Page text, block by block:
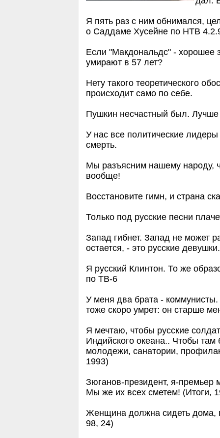
Я пять раз с ним обнимался,
о Саддаме Хусейне по НТВ
Если "Макдональдс" - хорошее
умирают в 57 лет?
Нету такого теоретического
происходит само по себе.
Пушкин несчастный был.
У нас все политические
смерть.
Мы разъясним нашему народу,
вообще!
Восстановите гимн, и страна
Только под русские песни
Запад гибнет. Запад не может
остается, - это русские девушки.
Я русский Клинтон. То же
по ТВ-6
У меня два брата -
тоже скоро умрет: он старше
Я мечтаю, чтобы русские
Индийского океана.. Чтобы
молодежи, санатории,
1993)
Зюганов-президент, я-премьер
Мы же их всех сметем! (Итоги,
Женщина должна сидеть дома,
98, 24)